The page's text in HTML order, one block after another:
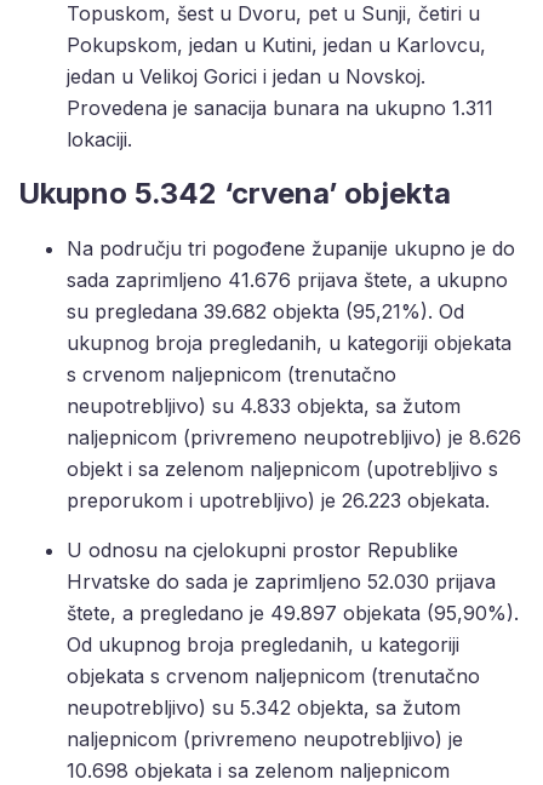
Topuskom, šest u Dvoru, pet u Sunji, četiri u
Pokupskom, jedan u Kutini, jedan u Karlovcu,
jedan u Velikoj Gorici i jedan u Novskoj.
Provedena je sanacija bunara na ukupno 1.311
lokaciji.
Ukupno 5.342 ‘crvena’ objekta
Na području tri pogođene županije ukupno je do
sada zaprimljeno 41.676 prijava štete, a ukupno
su pregledana 39.682 objekta (95,21%). Od
ukupnog broja pregledanih, u kategoriji objekata
s crvenom naljepnicom (trenutačno
neupotrebljivo) su 4.833 objekta, sa žutom
naljepnicom (privremeno neupotrebljivo) je 8.626
objekt i sa zelenom naljepnicom (upotrebljivo s
preporukom i upotrebljivo) je 26.223 objekata.
U odnosu na cjelokupni prostor Republike
Hrvatske do sada je zaprimljeno 52.030 prijava
štete, a pregledano je 49.897 objekata (95,90%).
Od ukupnog broja pregledanih, u kategoriji
objekata s crvenom naljepnicom (trenutačno
neupotrebljivo) su 5.342 objekta, sa žutom
naljepnicom (privremeno neupotrebljivo) je
10.698 objekata i sa zelenom naljepnicom